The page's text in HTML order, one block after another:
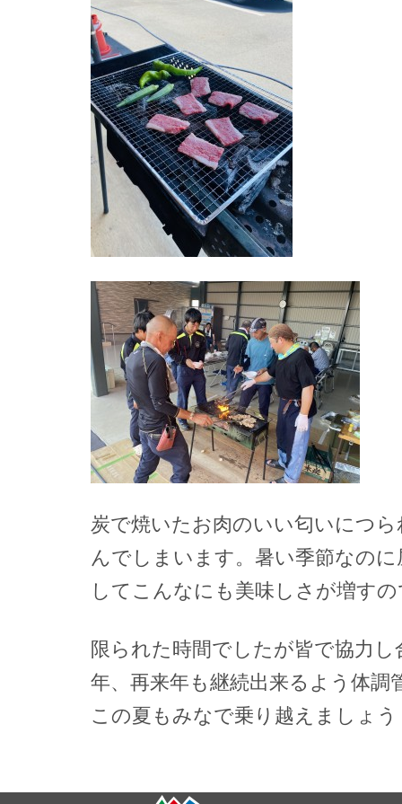
炭で焼いたお肉のいい匂いにつ
んでしまいます。暑い季節なの
してこんなにも美味しさが増す
限られた時間でしたが皆で協力
年、再来年も継続出来るよう体調
この夏もみなで乗り越えましょう